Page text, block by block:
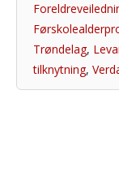
Trøndelag,
tilknytning,